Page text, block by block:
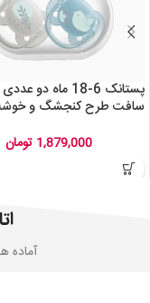
پستانک 6-18 ماه دو
سافت طرح کنجشگ و
1,879,000 تومان
آماده